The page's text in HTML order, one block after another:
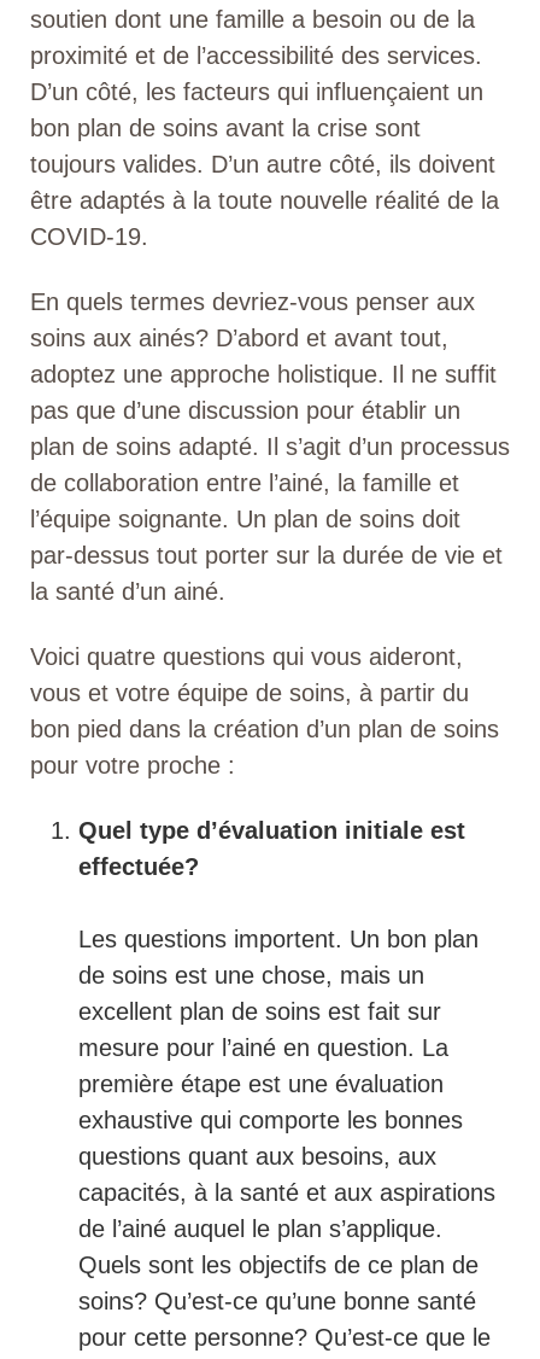
soutien dont une famille a besoin ou de la
proximité et de l’accessibilité des services.
D’un côté, les facteurs qui influençaient un
bon plan de soins avant la crise sont
toujours valides. D’un autre côté, ils doivent
être adaptés à la toute nouvelle réalité de la
COVID-19.
En quels termes devriez-vous penser aux
soins aux ainés? D’abord et avant tout,
adoptez une approche holistique. Il ne suffit
pas que d’une discussion pour établir un
plan de soins adapté. Il s’agit d’un processus
de collaboration entre l’ainé, la famille et
l’équipe soignante. Un plan de soins doit
par-dessus tout porter sur la durée de vie et
la santé d’un ainé.
Voici quatre questions qui vous aideront,
vous et votre équipe de soins, à partir du
bon pied dans la création d’un plan de soins
pour votre proche :
Quel type d’évaluation initiale est
effectuée?
Les questions importent. Un bon plan
de soins est une chose, mais un
excellent plan de soins est fait sur
mesure pour l’ainé en question. La
première étape est une évaluation
exhaustive qui comporte les bonnes
questions quant aux besoins, aux
capacités, à la santé et aux aspirations
de l’ainé auquel le plan s’applique.
Quels sont les objectifs de ce plan de
soins? Qu’est-ce qu’une bonne santé
pour cette personne? Qu’est-ce que le